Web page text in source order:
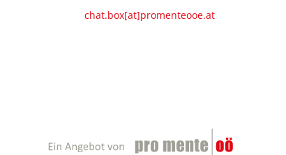
chat.box[at]promenteooe.at